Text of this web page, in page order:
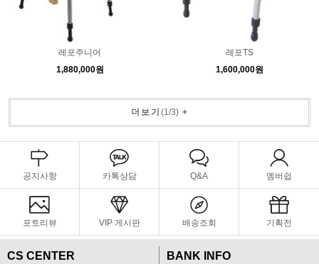
레포주니어
1,880,000원
레포TS
1,600,000원
더보기 (1/3)+
공지사항 카톡상담 Q&A 멤버쉽
포토리뷰 VIP 게시판 배송조회 기획전
CS CENTER
BANK INFO